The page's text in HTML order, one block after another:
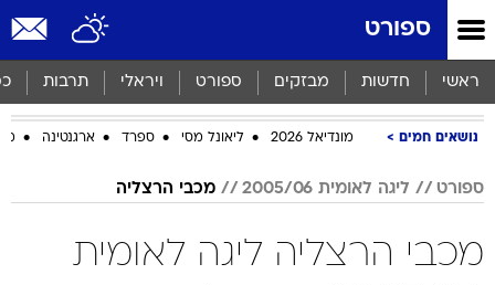
ספורט
ראשי חדשות מבזקים ספורט ויראלי תרבות
נושאים חמים מונדיאל 2026 ליאונל מסי ספרד ארגנטינה
ספורט ליגה לאומית 2005/06 מכבי הרצליה
מכבי הרצליה ליגה לאומית